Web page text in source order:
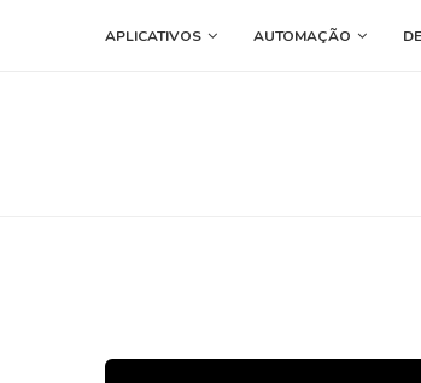
APLICATIVOS AUTOMAÇÃO